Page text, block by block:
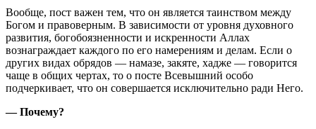
Вообще, пост важен тем, что он является таинством между
Богом и правоверным. В зависимости от уровня духовного
развития, богобоязненности и искренности Аллах
вознаграждает каждого по его намерениям и делам. Если о
других видах обрядов — намазе, закяте, хадже — говорится
чаще в общих чертах, то о посте Всевышний особо
подчеркивает, что он совершается исключительно ради Него.
—Почему?